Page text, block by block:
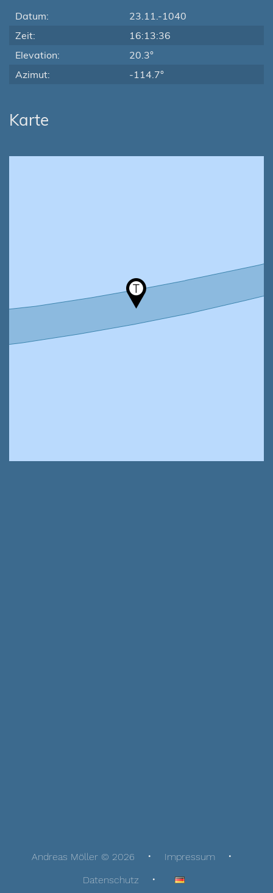
Datum:
23.11.-1040
Zeit:
16:13:36
Elevation:
20.3°
Azimut:
-114.7°
Karte
Andreas Möller © 2026
Impressum
Datenschutz